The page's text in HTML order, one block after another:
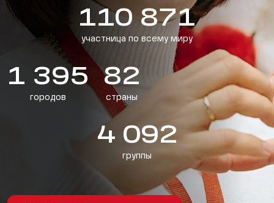
110 871
участница по всему миру
1 395
городов
82
страны
4 092
группы